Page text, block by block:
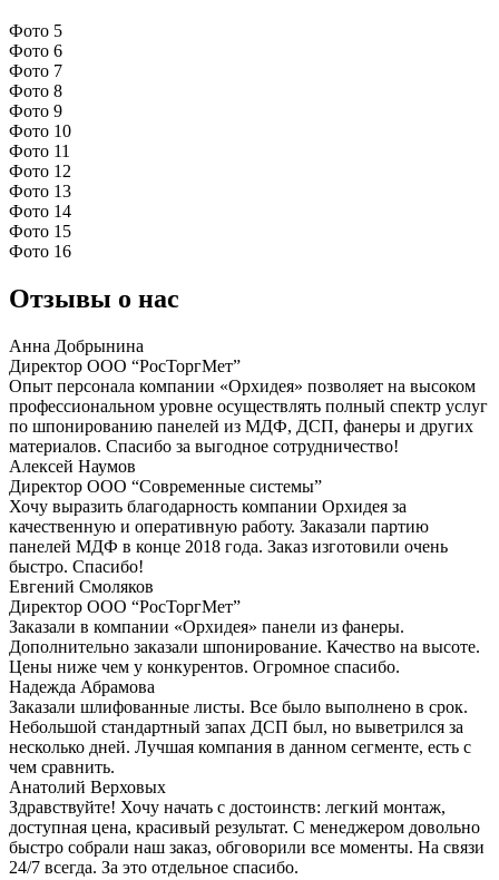
Фото 5
Фото 6
Фото 7
Фото 8
Фото 9
Фото 10
Фото 11
Фото 12
Фото 13
Фото 14
Фото 15
Фото 16
Отзывы о нас
Анна Добрынина
Директор ООО “РосТоргМет”
Опыт персонала компании «Орхидея» позволяет на высоком
профессиональном уровне осуществлять полный спектр услуг
по шпонированию панелей из МДФ, ДСП, фанеры и других
материалов. Спасибо за выгодное сотрудничество!
Алексей Наумов
Директор ООО “Современные системы”
Хочу выразить благодарность компании Орхидея за
качественную и оперативную работу. Заказали партию
панелей МДФ в конце 2018 года. Заказ изготовили очень
быстро. Спасибо!
Евгений Смоляков
Директор ООО “РосТоргМет”
Заказали в компании «Орхидея» панели из фанеры.
Дополнительно заказали шпонирование. Качество на высоте.
Цены ниже чем у конкурентов. Огромное спасибо.
Надежда Абрамова
Заказали шлифованные листы. Все было выполнено в срок.
Небольшой стандартный запах ДСП был, но выветрился за
несколько дней. Лучшая компания в данном сегменте, есть с
чем сравнить.
Анатолий Верховых
Здравствуйте! Хочу начать с достоинств: легкий монтаж,
доступная цена, красивый результат. С менеджером довольно
быстро собрали наш заказ, обговорили все моменты. На связи
24/7 всегда. За это отдельное спасибо.